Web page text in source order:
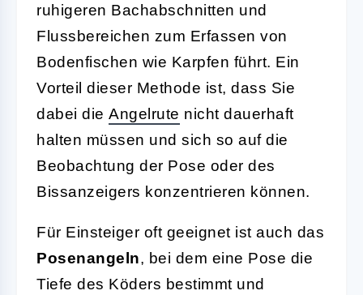
ruhigeren Bachabschnitten und
Flussbereichen zum Erfassen von
Bodenfischen wie Karpfen führt. Ein
Vorteil dieser Methode ist, dass Sie
dabei die Angelrute nicht dauerhaft
halten müssen und sich so auf die
Beobachtung der Pose oder des
Bissanzeigers konzentrieren können.
Für Einsteiger oft geeignet ist auch das
Posenangeln, bei dem eine Pose die
Tiefe des Köders bestimmt und